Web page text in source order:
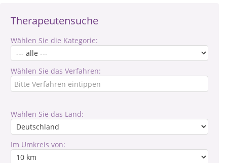
Therapeutensuche
Wählen Sie die Kategorie:
Wählen Sie das Verfahren:
Wählen Sie das Land:
Im Umkreis von: